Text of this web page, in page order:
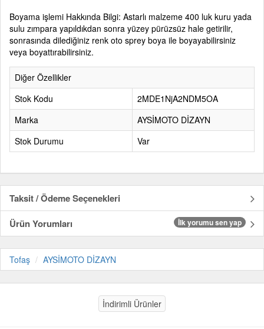
Boyama işlemi Hakkında Bilgi: Astarlı malzeme 400 luk kuru yada
sulu zımpara yapıldıkdan sonra yüzey pürüzsüz hale getirilir,
sonrasında dilediğiniz renk oto sprey boya ile boyayabilirsiniz
veya boyattırabilirsiniz.
Diğer Özellikler
Stok Kodu
2MDE1NjA2NDM5OA
Marka
AYSİMOTO DİZAYN
Stok Durumu
Var
Taksit / Ödeme Seçenekleri
Ürün Yorumları
İlk yorumu sen yap
Tofaş AYSİMOTO DİZAYN
İndirimli Ürünler